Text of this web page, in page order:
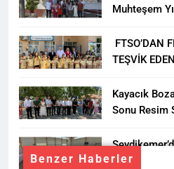
Benzer Haberler
Muhteşem
FTSO’DAN
TEŞVİK
Kayacık
Sonu Resim
Haftası